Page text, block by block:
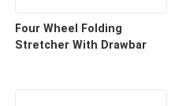
Four Wheel Folding
Stretcher With Drawbar